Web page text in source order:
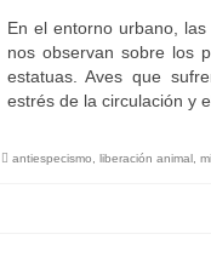
En el entorno urbano,
nos observan sobre los
estatuas. Aves que
estrés de la circulación y
antiespecismo liberación animal,